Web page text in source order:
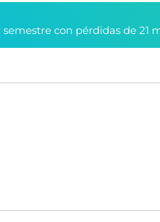
con pérdidas de 21